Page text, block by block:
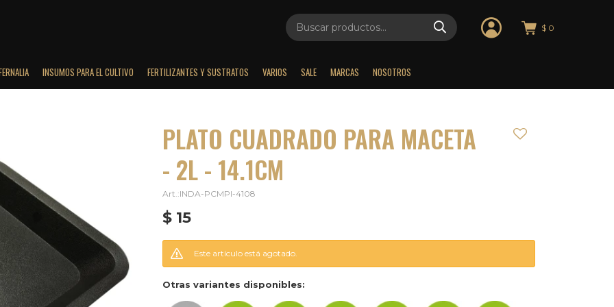
INSUMOS PARA EL CULTIVO FERTILIZANTES Y SUSTRATOS VARIOS SALE MARCAS NOSOTROS
$ 0
PLATO CUADRADO PARA MACETA
- 2L - 14.1CM
INDA-PCMPI-4108
$ 15
Este artículo está agotado.
Otras variantes disponibles: